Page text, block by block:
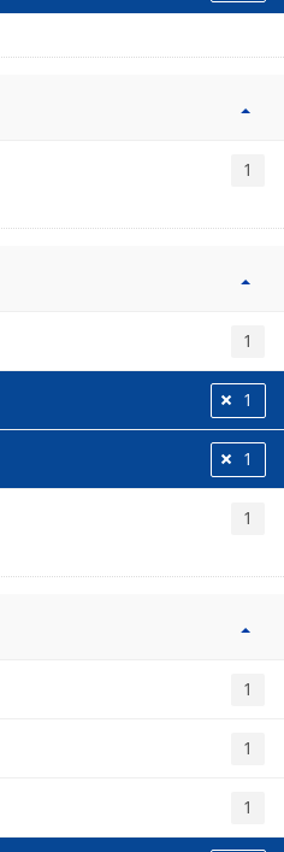
1
1
1
1
1
1
1
1